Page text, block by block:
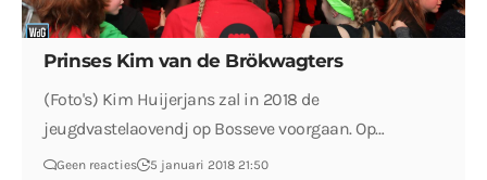
Prinses Kim van de Brökwagters
(Foto's) Kim Huijerjans zal in 2018 de
jeugdvastelaovendj op Bosseve voorgaan. Op…
Geen reacties 5 januari 2018 21:50